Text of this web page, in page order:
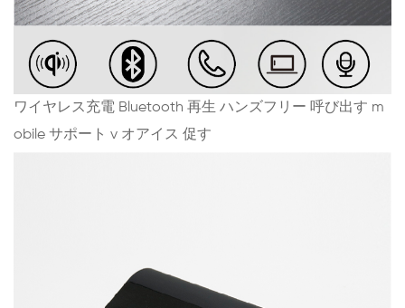
ワイヤレス充電 Bluetooth 再生 ハンズフリー 呼び出す m
obile サポート v オアイス 促す